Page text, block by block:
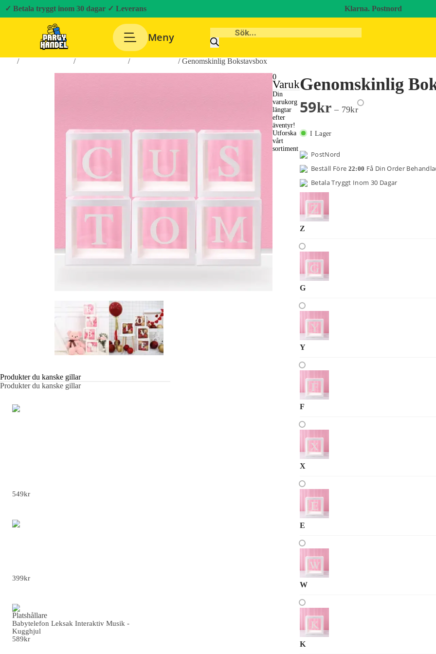
✓ Betala tryggt inom 30 dagar ✓ Leverans Klarna.Postnord
Meny
/ / / / Genomskinlig Bokstavsbox
Genomskinlig
59Kr – 79Kr
I Lager
PostNord
Beställ Före 22:00 Få Din Order
Betala Tryggt Inom 30 Dagar
Z
G
Y
F
X
E
W
K
0
Varukorg
Din
varukorg
längtar
efter
äventyr!
Utforska
vårt
sortiment
Produkter du kanske gillar
Produkter du kanske gillar
549kr
399kr
Babytelefon Leksak Interaktiv Musik -
Kugghjul
589kr